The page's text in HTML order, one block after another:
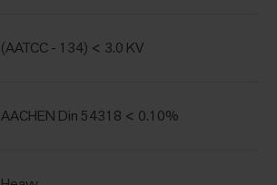
(AATCC - 134) < 3.0 KV
AACHEN Din 54318 < 0.10%